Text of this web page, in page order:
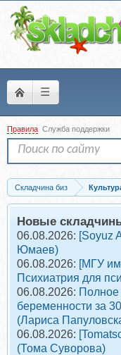
☰
Правила Служба поддержки
Складчина биз
Запись
Новые
06.08.2026: [Soyuz
Юмаев)
06.08.2026: [МГУ
Психиатрия для
06.08.2026: Полное
беременности за
(Лариса
06.08.2026:
(Тома Суворова)